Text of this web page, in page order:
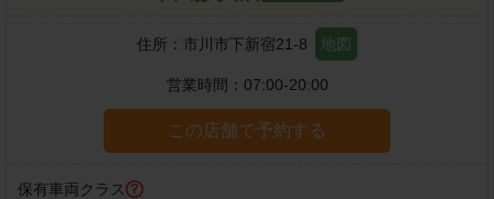
住所： 市川市下新宿21-8 地図
営業時間： 07:00-20:00
この店舗で予約する
保有車両クラス